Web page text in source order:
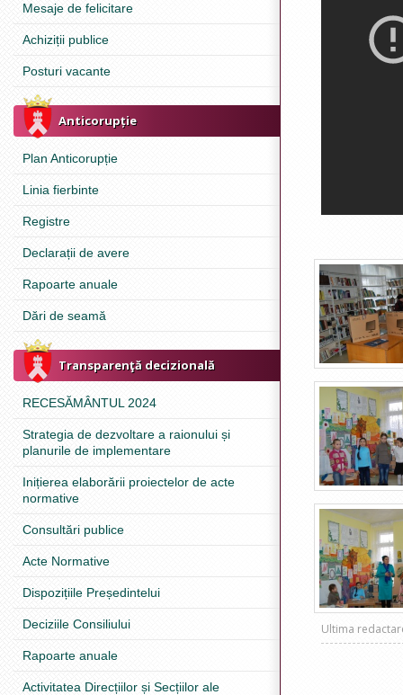
Mesaje de felicitare
Achiziții publice
Posturi vacante
Anticorupție
Plan Anticorupție
Linia fierbinte
Registre
Declarații de avere
Rapoarte anuale
Dări de seamă
Transparenţă decizională
RECESĂMÂNTUL 2024
Strategia de dezvoltare a raionului și
planurile de implementare
Inițierea elaborării proiectelor de acte
normative
Consultări publice
Acte Normative
Dispozițiile Președintelui
Deciziile Consiliului
Rapoarte anuale
Activitatea Direcțiilor și Secțiilor ale
Ultima